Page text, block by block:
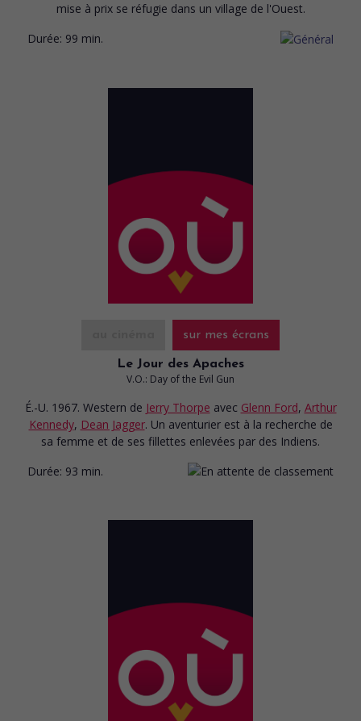
mise à prix se réfugie dans un village de l'Ouest.
Durée: 99 min.
sur mes écrans
Le Jour des Apaches
V.O.: Day of the Evil Gun
É.-U. 1967. Western de Jerry Thorpe avec Glenn Ford, Arthur
Kennedy, Dean Jagger. Un aventurier est à la recherche de
sa femme et de ses fillettes enlevées par des Indiens.
Durée: 93 min.